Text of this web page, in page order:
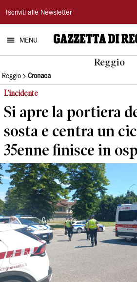
Gazzetta
di
Reggio
Iscriviti alle Newsletter
MENU
Reggio
Reggio Cronaca
L’incidente
Si apre la portiera
sosta e centra un
35enne finisce in